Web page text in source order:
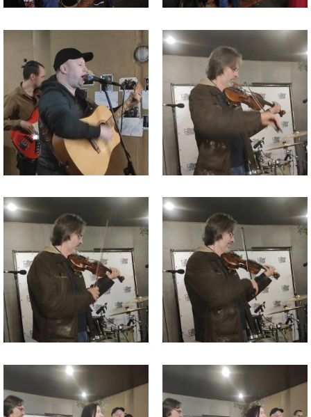
Файл
изображения
Файл
изображения
Файл
изображения
Файл
изображения
Файл
изображения
Файл
изображения